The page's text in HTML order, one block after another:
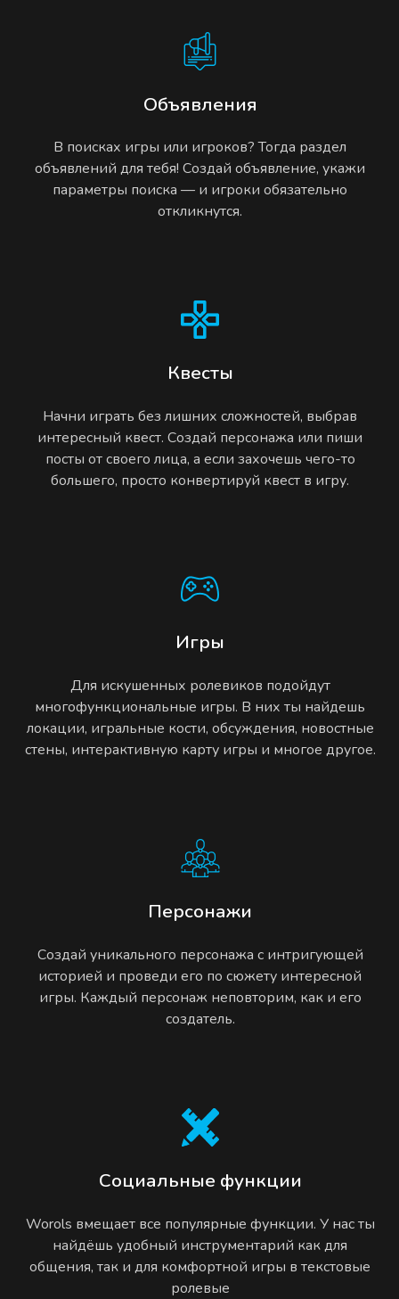
Объявления
В поисках игры или игроков? Тогда раздел
объявлений для тебя! Создай объявление, укажи
параметры поиска — и игроки обязательно
откликнутся.
Квесты
Начни играть без лишних сложностей, выбрав
интересный квест. Создай персонажа или пиши
посты от своего лица, а если захочешь чего-то
большего, просто конвертируй квест в игру.
Игры
Для искушенных ролевиков подойдут
многофункциональные игры. В них ты найдешь
локации, игральные кости, обсуждения, новостные
стены, интерактивную карту игры и многое другое.
Персонажи
Создай уникального персонажа с интригующей
историей и проведи его по сюжету интересной
игры. Каждый персонаж неповторим, как и его
создатель.
Социальные функции
Worols вмещает все популярные функции. У нас ты
найдёшь удобный инструментарий как для
общения, так и для комфортной игры в текстовые
ролевые